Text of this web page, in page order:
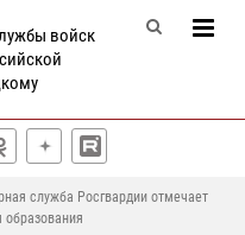
войск
служба Росгвардии отмечает